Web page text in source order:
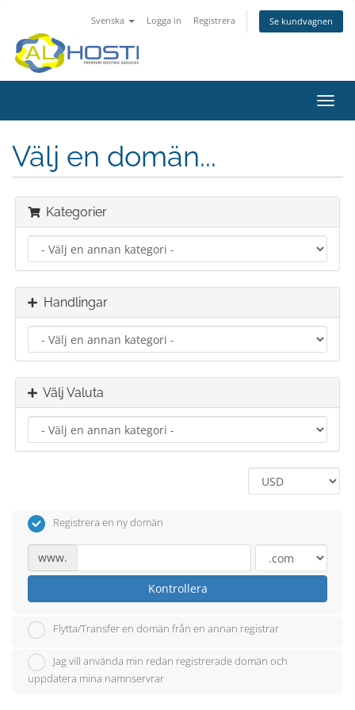
Svenska Logga in Registrera Se kundvagnen
Välj en domän...
Kategorier
Handlingar
Välj Valuta
Registrera en ny domän
www.
Kontrollera
Flytta/Transfer en domän från en annan registrar
Jag vill använda min redan registrerade domän och
uppdatera mina namnservrar